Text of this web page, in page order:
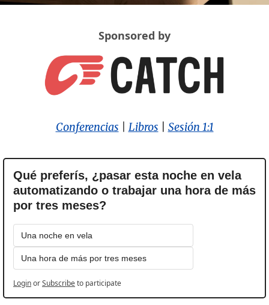
Sponsored by
Conferencias Libros Sesión 1:1
Qué preferís, ¿pasar esta noche en vela
automatizando o trabajar una hora de más
por tres meses?
Una noche en vela
Una hora de más por tres meses
LoginorSubscribeto participate